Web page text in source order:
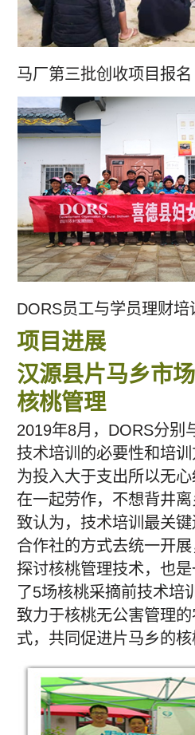
马厂第三批创收项目报名
DORS员工与学员理财培
项目进展
汉源县片马乡市
核桃管理
2019年8月，DORS分别
技术培训的必要性和培
为投入大于支出所以无
在一起劳作，不想背井
致认为，技术培训最关
合作社的方式去统一开
探讨核桃管理技术，也
了5场核桃采摘前技术培
致力于核桃无公害管理
式，共同促进片马乡的核